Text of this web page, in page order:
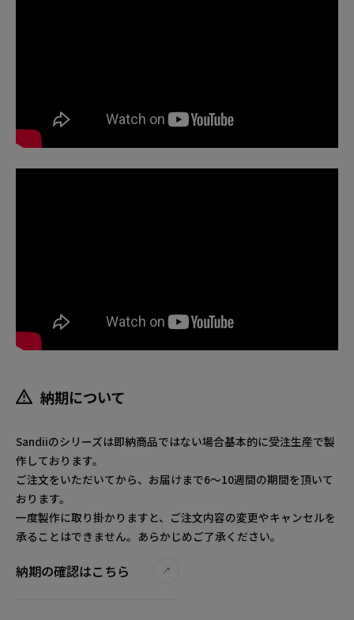
納期について
Sandiiのシリーズは即納商品ではない場合基本的に受注生産で製
作しております。
ご注文をいただいてから、お届けまで6～10週間の期間を頂いて
おります。
一度製作に取り掛かりますと、ご注文内容の変更やキャンセルを
承ることはできません。あらかじめご了承ください。
納期の確認はこちら